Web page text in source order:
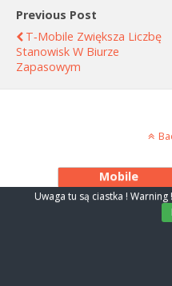
Previous Post
T‑Mobile Zwiększa Liczbę
Stanowisk W Biurze
Zapasowym
Mobile
Uwaga tu są ciastka !